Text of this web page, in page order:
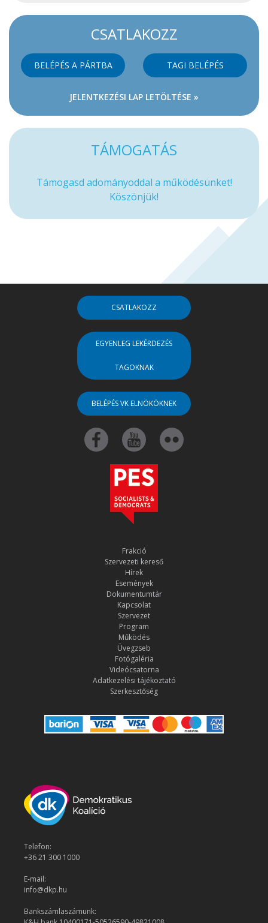
CSATLAKOZZ
BELÉPÉS A PÁRTBA TAGI BELÉPÉS
JELENTKEZÉSI LAP LETÖLTÉSE »
TÁMOGATÁS
Támogasd adományoddal a működésünket!
Köszönjük!
CSATLAKOZZ
EGYENLEG LEKÉRDEZÉS
TAGOKNAK
BELÉPÉS VK ELNÖKÖKNEK
Frakció
Szervezeti kereső
Hírek
Események
Dokumentumtár
Kapcsolat
Szervezet
Program
Működés
Üvegzseb
Fotógaléria
Videócsatorna
Adatkezelési tájékoztató
Szerkesztőség
Telefon:
+36 21 300 1000
E-mail:
info@dkp.hu
Bankszámlaszámunk: